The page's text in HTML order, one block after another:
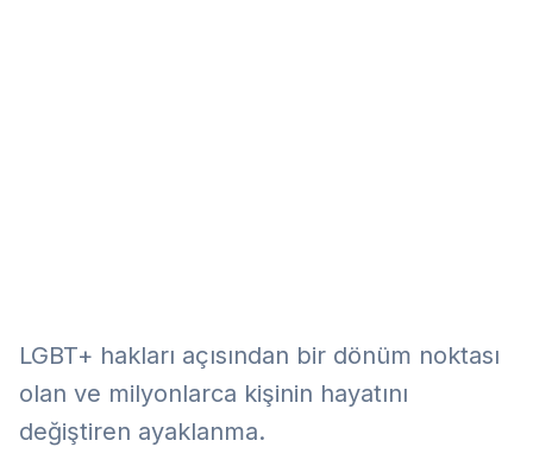
LGBT+ hakları açısından bir dönüm noktası
olan ve milyonlarca kişinin hayatını
değiştiren ayaklanma.